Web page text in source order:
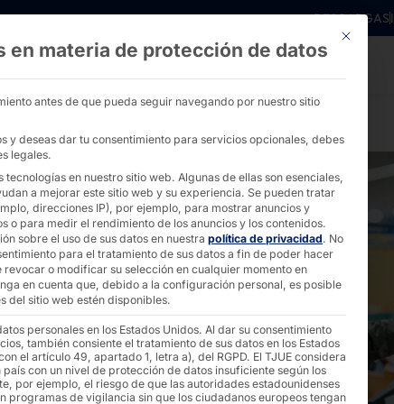
DESCARGAS
Multitalento en formato mini - PYRAMID
Este
en materia de protección de datos
antes de que pueda seguir navegando por nuestro sitio
y deseas dar tu consentimiento para servicios opcionales, debes
legales.
tecnologías en nuestro sitio web. Algunas de ellas son esenciales,
a mejorar este sitio web y su experiencia. Se pueden tratar
direcciones IP), por ejemplo, para mostrar anuncios y
o para medir el rendimiento de los anuncios y los contenidos.
sobre el uso de sus datos en nuestra política de privacidad. No
para el tratamiento de sus datos a fin de poder hacer
revocar o modificar su selección en cualquier momento en
en cuenta que, debido a la configuración personal, es posible
del sitio web estén disponibles.
personales en los Estados Unidos. Al dar su consentimiento
también consiente el tratamiento de sus datos en los Estados
el artículo 49, apartado 1, letra a), del RGPD. El TJUE considera
país con un nivel de protección de datos insuficiente según los
por ejemplo, el riesgo de que las autoridades estadounidenses
programas de vigilancia sin que los ciudadanos europeos tengan